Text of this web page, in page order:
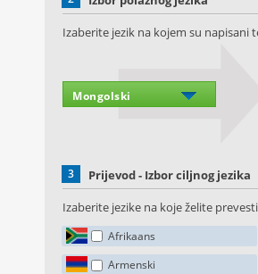
Izaberite jezik na kojem su
3
Prijevod - Izbor ciljnog jezika
Izaberite jezike na koje želite
Afrikaans
Armenski